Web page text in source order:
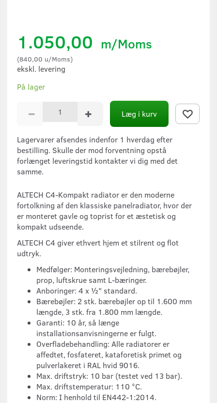
1.050,00 m/Moms
(840,00 u/Moms)
ekskl. levering
På lager
Læg i kurv
Lagervarer afsendes indenfor 1 hverdag efter
bestilling. Skulle der mod forventning opstå
forlænget leveringstid kontakter vi dig med det
samme.
ALTECH C4-Kompakt radiator er den moderne
fortolkning af den klassiske panelradiator, hvor der
er monteret gavle og toprist for et æstetisk og
kompakt udseende.
ALTECH C4 giver ethvert hjem et stilrent og flot
udtryk.
Medfølger: Monteringsvejledning, bærebøjler,
prop, luftskrue samt L-bæringer.
Anboringer: 4 x ½" standard.
Bærebøjler: 2 stk. bærebøjler op til 1.600 mm
længde, 3 stk. fra 1.800 mm længde.
Garanti: 10 år, så længe
installationsanvisningerne er fulgt.
Overfladebehandling: Alle radiatorer er
affedtet, fosfateret, kataforetisk primet og
pulverlakeret i RAL hvid 9016.
Max. driftstryk: 10 bar (testet ved 13 bar).
Max. driftstemperatur: 110 °C.
Norm: I henhold til EN442-1:2014.